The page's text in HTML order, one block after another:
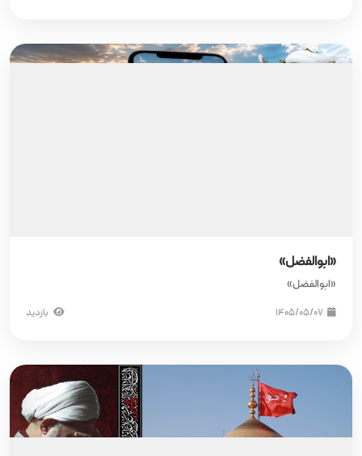
«ابوالفضل»
«ابوالفضل»
۱۴۰۵/۰۵/۰۷ بازدید